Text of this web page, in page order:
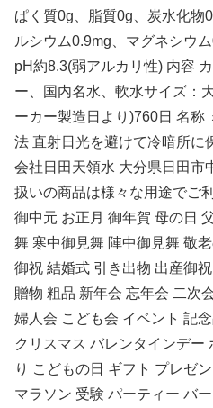
ぱく質0g、脂質0g、炭水化物
ルシウム0.9mg、マグネシウ
pH約8.3(弱アルカリ性) 内容
ー、国内名水、軟水サイズ：
ーカー製造日より)760日 名称
法 直射日光を避けて冷暗所に
会社日田天領水 大分県日田市
扱いの商品は様々な用途でご
御中元 お正月 御年賀 母の日
舞 寒中御見舞 陣中御見舞 敬
御祝 結婚式 引き出物 出産御
贈物 粗品 新年会 忘年会 二次
婦人会 こども会 イベント 記
クリスマス バレンタインデー
り こどもの日 ギフト プレゼ
マラソン 受験 パーティー バ